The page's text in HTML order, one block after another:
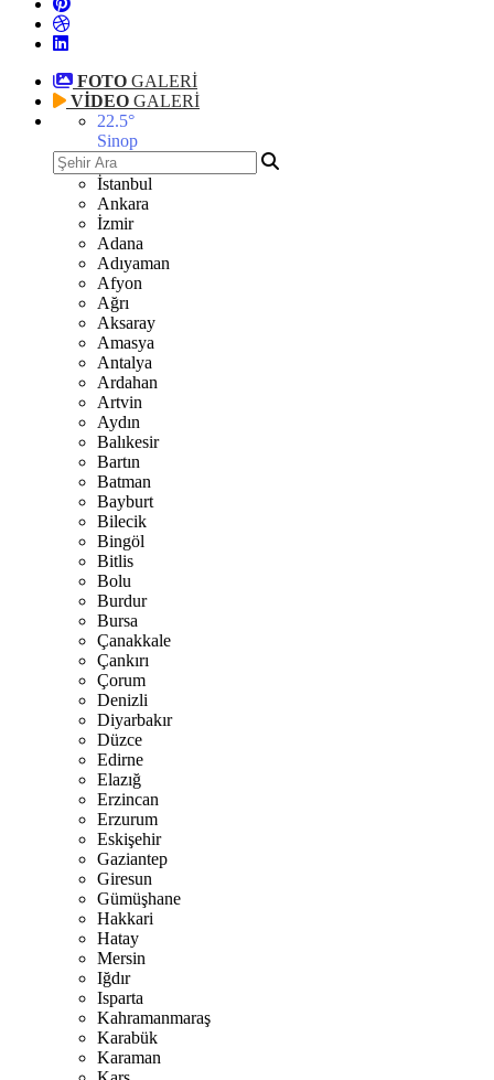
FOTO GALERİ
VİDEO GALERİ
22.5°
Sinop
İstanbul
Ankara
İzmir
Adana
Adıyaman
Afyon
Ağrı
Aksaray
Amasya
Antalya
Ardahan
Artvin
Aydın
Balıkesir
Bartın
Batman
Bayburt
Bilecik
Bingöl
Bitlis
Bolu
Burdur
Bursa
Çanakkale
Çankırı
Çorum
Denizli
Diyarbakır
Düzce
Edirne
Elazığ
Erzincan
Erzurum
Eskişehir
Gaziantep
Giresun
Gümüşhane
Hakkari
Hatay
Mersin
Iğdır
Isparta
Kahramanmaraş
Karabük
Karaman